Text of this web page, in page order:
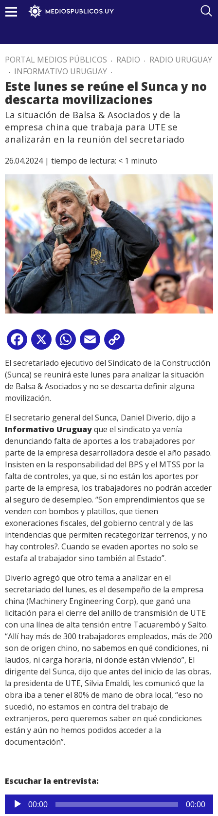
PORTAL MEDIOS PÚBLICOS . RADIO . RADIO URUGUAY
. INFORMATIVO URUGUAY .
Este lunes se reúne el Sunca y no
descarta movilizaciones
La situación de Balsa & Asociados y de la
empresa china que trabaja para UTE se
analizarán en la reunión del secretariado
26.04.2024 | tiempo de lectura: < 1 minuto
Facebook
X WhatsApp
Email
Link
El secretariado ejecutivo del Sindicato de la Construcción
(Sunca) se reunirá este lunes para analizar la situación
de Balsa & Asociados y no se descarta definir alguna
movilización.
El secretario general del Sunca, Daniel Diverio, dijo a
Informativo Uruguayque el sindicato ya venía
denunciando falta de aportes a los trabajadores por
parte de la empresa desarrolladora desde el año pasado.
Insisten en la responsabilidad del BPS y el MTSS por la
falta de controles, ya que, si no están los aportes por
parte de la empresa, los trabajadores no podrán acceder
al seguro de desempleo. “Son emprendimientos que se
venden con bombos y platillos, que tienen
exoneraciones fiscales, del gobierno central y de las
intendencias que permiten recategorizar terrenos, y no
hay controles?. Cuando se evaden aportes no solo se
estafa al trabajador sino también al Estado”.
Diverio agregó que otro tema a analizar en el
secretariado del lunes, es el desempeño de la empresa
china (Machinery Engineering Corp), que ganó una
licitación para el cierre del anillo de transmisión de UTE
con una línea de alta tensión entre Tacuarembó y Salto.
“Allí hay más de 300 trabajadores empleados, más de 200
son de origen chino, no sabemos en qué condiciones, ni
laudos, ni carga horaria, ni donde están viviendo”, El
dirigente del Sunca, dijo que antes del inicio de las obras,
la presidenta de UTE, Silvia Emaldi, les comunicó que la
obra iba a tener el 80% de mano de obra local, “eso no
sucedió, no estamos en contra del trabajo de
extranjeros, pero queremos saber en qué condiciones
están y aún no hemos podidos acceder a la
documentación”.
Escuchar la entrevista:
Reproductor
de
00:00 00:00